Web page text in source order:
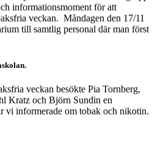
informationsmoment för att
veckan. Måndagen den 17/11
till samtlig personal där man först
veckan besökte Pia Tornberg,
Kratz och Björn Sundin en
vi informerade om tobak och nikotin.